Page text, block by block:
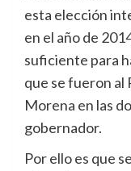
esta elección
en el año de
suficiente para
que se fueron al
Morena en las
gobernador.
Por ello es que